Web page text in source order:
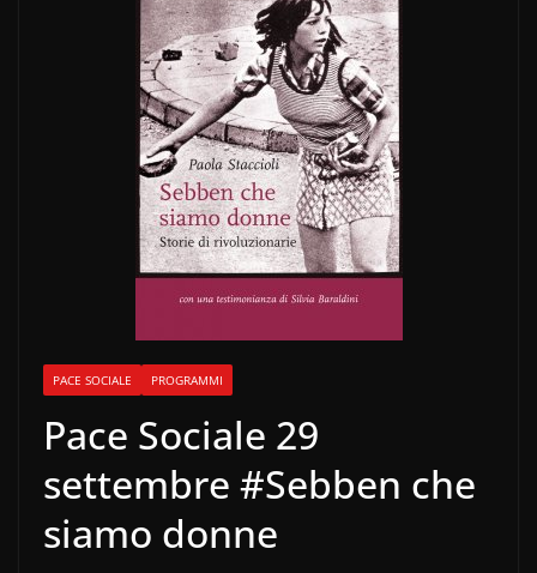
PACE SOCIALE PROGRAMMI
Pace Sociale 29
settembre #Sebben che
siamo donne